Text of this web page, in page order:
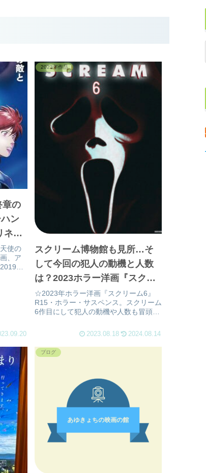
章の
ン
ネタ
挨拶
使の
、ア
年
2023年作品
スクリーム博物館も見所…そ
して今回の犯人の動機と人数
は？2023ホラー洋画『スクリ
ーム6』(ネタバレ)感想
☆2023年ホラー洋画『スクリーム6』
R15・ホラー・サスペンス。スクリーム
6作目にして犯人の動機や人数も冒頭か
作も今迄のシリーズの話しは出てきた
が今回もオリジナルメンバーは多少出
てくるが動機や人数が分かず
2023.08.18 2024.08.14
ブログ